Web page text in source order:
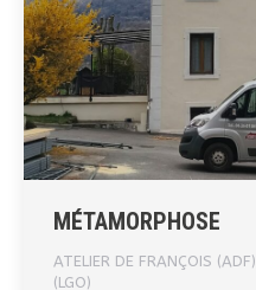
MÉTAMORPHOSE
ATELIER DE FRANÇOIS (ADF)
(LGO)